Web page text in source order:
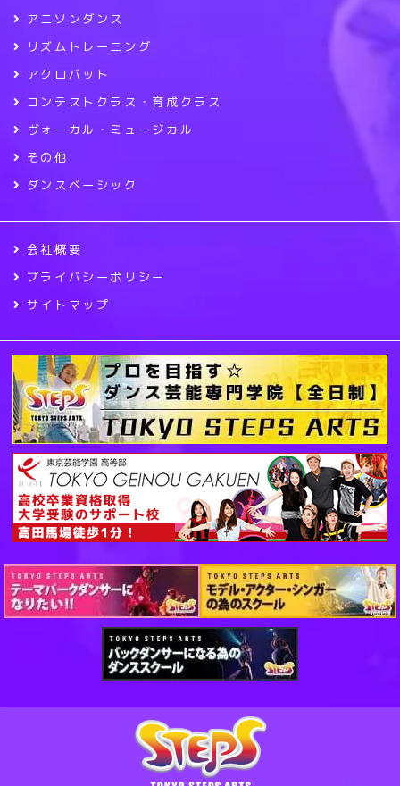
アニソンダンス
リズムトレーニング
アクロバット
コンテストクラス・育成クラス
ヴォーカル・ミュージカル
その他
ダンスベーシック
会社概要
プライバシーポリシー
サイトマップ